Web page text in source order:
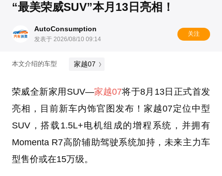
“最美荣威SUV”本月13日亮相！
AutoConsumption
发表于 2026/08/10 09:14
关注
本文介绍的车型 家越07
荣威全新家用SUV—家越07将于8月13日正式首发
亮相，目前新车内饰官图发布！家越07定位中型
SUV，搭载1.5L+电机组成的增程系统，并拥有
Momenta R7高阶辅助驾驶系统加持，未来主力车
型售价或在15万级。